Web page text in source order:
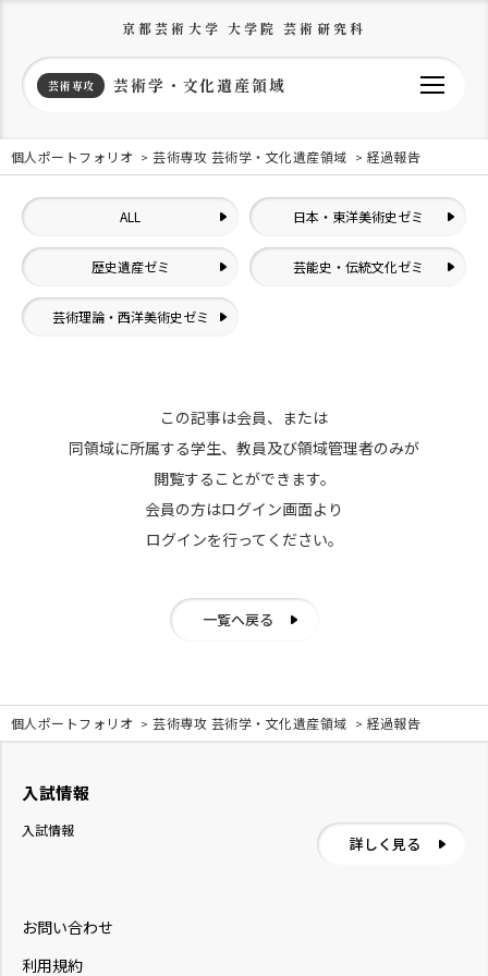
京都芸術大学 大学院 芸術研究科
芸術専攻 芸術学・文化遺産領域
個人ポートフォリオ 芸術専攻 芸術学・文化遺産領域 経過報告
ALL 日本・東洋美術史ゼミ
歴史遺産ゼミ 芸能史・伝統文化ゼミ
芸術理論・西洋美術史ゼミ
この記事は会員、または
同領域に所属する学生、教員及び領域管理者のみが
閲覧することができます。
会員の方はログイン画面より
ログインを行ってください。
一覧へ戻る
個人ポートフォリオ 芸術専攻 芸術学・文化遺産領域 経過報告
お問い合わせ
利用規約
入試情報
入試情報
詳しく見る